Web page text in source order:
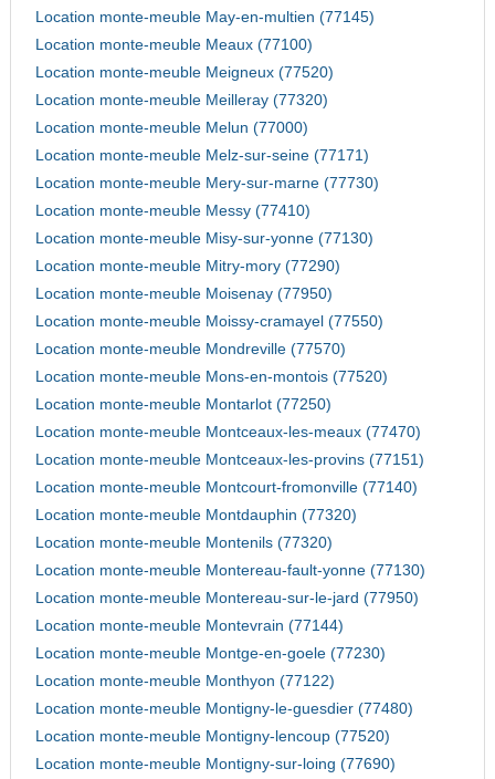
Location monte-meuble May-en-multien (77145)
Location monte-meuble Meaux (77100)
Location monte-meuble Meigneux (77520)
Location monte-meuble Meilleray (77320)
Location monte-meuble Melun (77000)
Location monte-meuble Melz-sur-seine (77171)
Location monte-meuble Mery-sur-marne (77730)
Location monte-meuble Messy (77410)
Location monte-meuble Misy-sur-yonne (77130)
Location monte-meuble Mitry-mory (77290)
Location monte-meuble Moisenay (77950)
Location monte-meuble Moissy-cramayel (77550)
Location monte-meuble Mondreville (77570)
Location monte-meuble Mons-en-montois (77520)
Location monte-meuble Montarlot (77250)
Location monte-meuble Montceaux-les-meaux (77470)
Location monte-meuble Montceaux-les-provins (77151)
Location monte-meuble Montcourt-fromonville (77140)
Location monte-meuble Montdauphin (77320)
Location monte-meuble Montenils (77320)
Location monte-meuble Montereau-fault-yonne (77130)
Location monte-meuble Montereau-sur-le-jard (77950)
Location monte-meuble Montevrain (77144)
Location monte-meuble Montge-en-goele (77230)
Location monte-meuble Monthyon (77122)
Location monte-meuble Montigny-le-guesdier (77480)
Location monte-meuble Montigny-lencoup (77520)
Location monte-meuble Montigny-sur-loing (77690)